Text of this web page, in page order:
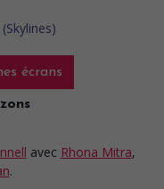
écrans
avec Rhona Mitra,
.